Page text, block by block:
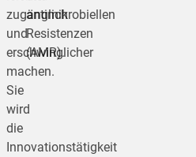
zugänglich
und
erschwinglicher
machen.
Sie
wird
die
Innovationstätigkeit
antimikrobiellen
Resistenzen
(AMR).